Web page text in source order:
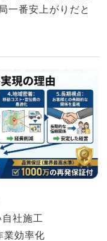
一番安上がりだと
社施工
業効率化